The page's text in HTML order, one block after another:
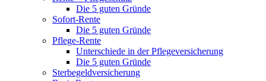
Die 5 guten Gründe
Sofort-Rente
Die 5 guten Gründe
Pflege-Rente
Unterschiede in der Pflegeversicherung
Die 5 guten Gründe
Sterbegeldversicherung